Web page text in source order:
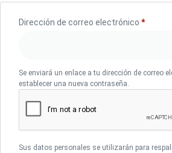
Dirección de correo electrónico *
Se enviará un enlace a tu dirección de correo
establecer una nueva contraseña.
Sus datos personales se utilizarán para